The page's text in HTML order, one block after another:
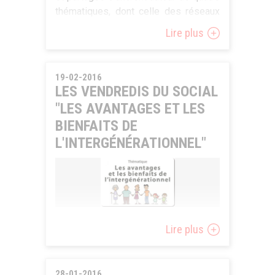
thématiques, dont celle des réseaux
Lire plus
19-02-2016
LES VENDREDIS DU SOCIAL
"LES AVANTAGES ET LES
BIENFAITS DE
L'INTERGÉNÉRATIONNEL"
Le Service provincial Social et Santé -
Études et documentation sociales de
régulièrement des demi-journées
Lire plus